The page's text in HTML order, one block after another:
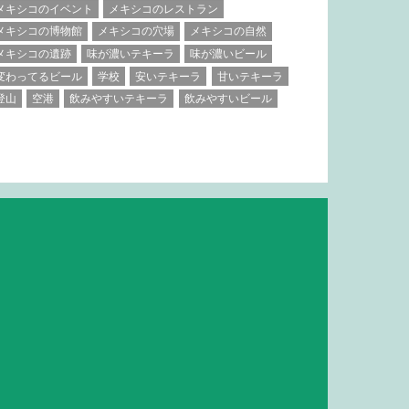
キシコのイベント
メキシコのレストラン
キシコの博物館
メキシコの穴場
メキシコの自然
キシコの遺跡
味が濃いテキーラ
味が濃いビール
わってるビール
学校 安いテキーラ
甘いテキーラ
山
空港 飲みやすいテキーラ 飲みやすいビール